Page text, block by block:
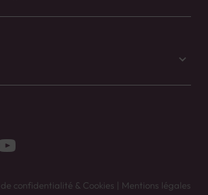
confidentialité & Cookies | Mentions légales